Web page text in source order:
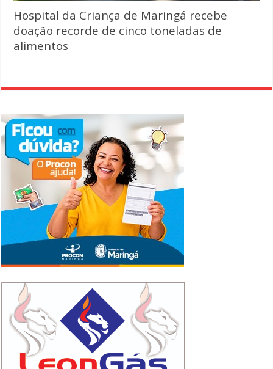
Hospital da Criança de Maringá recebe
doação recorde de cinco toneladas de
alimentos